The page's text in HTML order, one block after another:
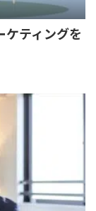
ケティングを